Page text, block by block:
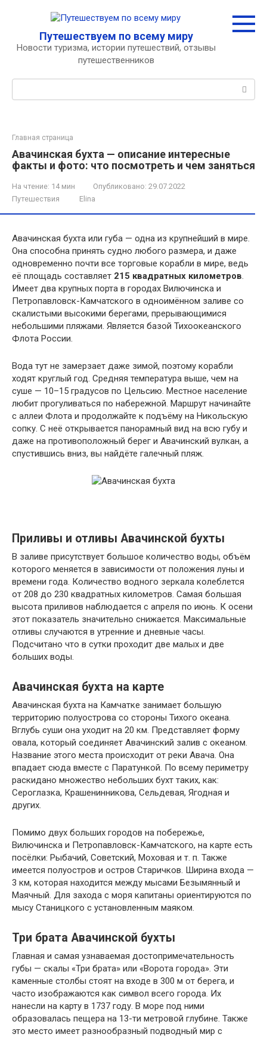
Путешествуем по всему миру
Новости туризма, истории путешествий, отзывы
путешественников
Главная страница
Авачинская бухта — описание интересные
факты и фото: что посмотреть и чем заняться
На чтение: 14 мин Опубликовано: 29.07.2022
Путешествия
Elina
Авачинская бухта или губа — одна из крупнейший в мире.
Она способна принять судно любого размера, и даже
одновременно почти все торговые корабли в мире, ведь
её площадь составляет 215 квадратных километров.
Имеет два крупных порта в городах Вилючинска и
Петропавловск-Камчатского в одноимённом заливе со
скалистыми высокими берегами, прерывающимися
небольшими пляжами. Является базой Тихоокеанского
Флота России.
Вода тут не замерзает даже зимой, поэтому корабли
ходят круглый год. Средняя температура выше, чем на
суше — 10–15 градусов по Цельсию. Местное население
любит прогуливаться по набережной. Маршрут начинайте
с аллеи Флота и продолжайте к подъёму на Никольскую
сопку. С неё открывается панорамный вид на всю губу и
даже на противоположный берег и Авачинский вулкан, а
спустившись вниз, вы найдёте галечный пляж.
Приливы и отливы Авачинской бухты
В заливе присутствует большое количество воды, объём
которого меняется в зависимости от положения луны и
времени года. Количество водного зеркала колеблется
от 208 до 230 квадратных километров. Самая большая
высота приливов наблюдается с апреля по июнь. К осени
этот показатель значительно снижается. Максимальные
отливы случаются в утренние и дневные часы.
Подсчитано что в сутки проходит две малых и две
больших воды.
Авачинская бухта на карте
Авачинская бухта на Камчатке занимает большую
территорию полуострова со стороны Тихого океана.
Вглубь суши она уходит на 20 км. Представляет форму
овала, который соединяет Авачинский залив с океаном.
Название этого места происходит от реки Авача. Она
впадает сюда вместе с Паратункой. По всему периметру
раскидано множество небольших бухт таких, как:
Сероглазка, Крашенинникова, Сельдевая, Ягодная и
других.
Помимо двух больших городов на побережье,
Вилючинска и Петропавловск-Камчатского, на карте есть
посёлки: Рыбачий, Советский, Моховая и т. п. Также
имеется полуостров и остров Старичков. Ширина входа —
3 км, которая находится между мысами Безымянный и
Маячный. Для захода с моря капитаны ориентируются по
мысу Станицкого с установленным маяком.
Три брата Авачинской бухты
Главная и самая узнаваемая достопримечательность
губы — скалы «Три брата» или «Ворота города». Эти
каменные столбы стоят на входе в 300 м от берега, и
часто изображаются как символ всего города. Их
нанесли на карту в 1737 году. В море под ними
образовалась пещера на 13-ти метровой глубине. Также
это место имеет разнообразный подводный мир с